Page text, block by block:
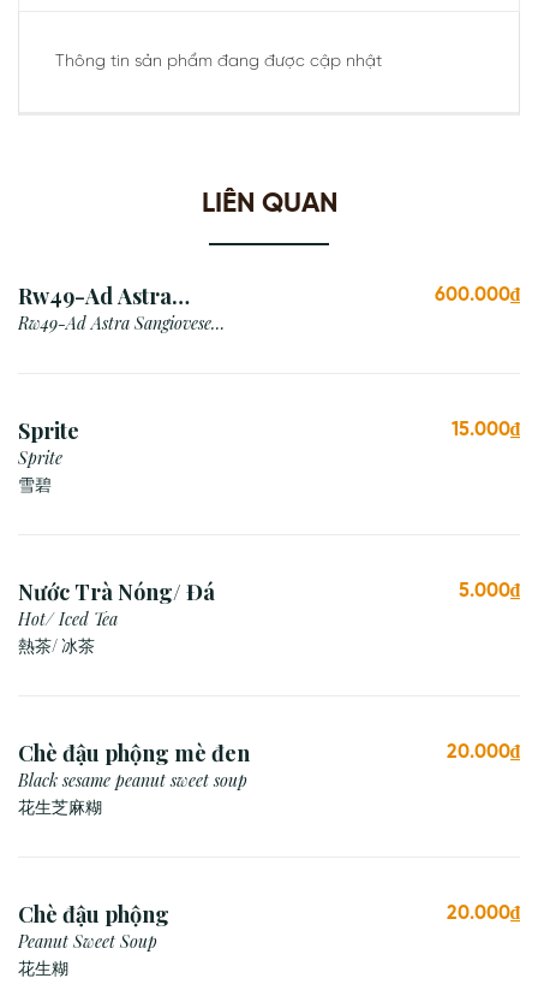
Thông tin sản phẩm đang được cập nhật
LIÊN QUAN
Rw49-Ad Astra
Sangiovese Rubicone Igt
Rw49-Ad Astra Sangiovese
600.000₫
Sprite
Sprite
雪碧
15.000₫
Nước Trà Nóng/ Đá
Hot/ Iced Tea
熱茶/ 冰茶
5.000₫
Chè đậu phộng mè đen
Black sesame peanut sweet soup
花生芝麻糊
20.000₫
Chè đậu phộng
Peanut Sweet Soup
花生糊
20.000₫